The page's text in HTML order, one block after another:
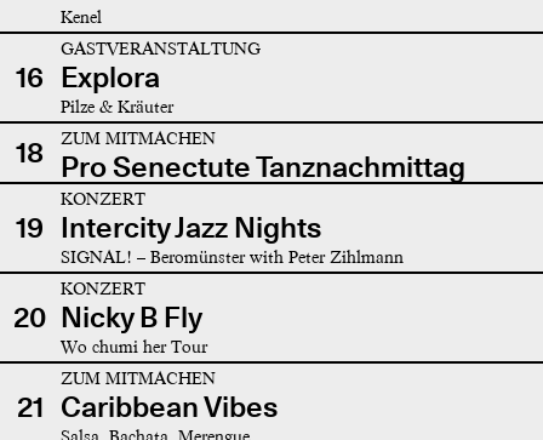
Kenel
16
GASTVERANSTALTUNG
Explora
Pilze & Kräuter
18 ZUM MITMACHEN
Pro Senectute Tanznachmittag
19
KONZERT
Intercity Jazz Nights
SIGNAL! – Beromünster with Peter Zihlmann
20
KONZERT
Nicky B Fly
Wo chumi her Tour
21
ZUM MITMACHEN
Caribbean Vibes